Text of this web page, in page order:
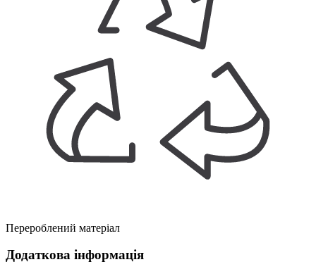
Перероблений матеріал
Додаткова інформація